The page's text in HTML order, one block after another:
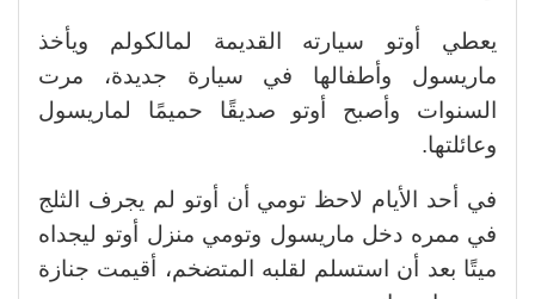
يعطي أوتو سيارته القديمة لمالكولم ويأخذ
ماريسول وأطفالها في سيارة جديدة، مرت
السنوات وأصبح أوتو صديقًا حميمًا لماريسول
وعائلتها.
في أحد الأيام لاحظ تومي أن أوتو لم يجرف الثلج
في ممره دخل ماريسول وتومي منزل أوتو ليجداه
ميتًا بعد أن استسلم لقلبه المتضخم، أقيمت جنازة